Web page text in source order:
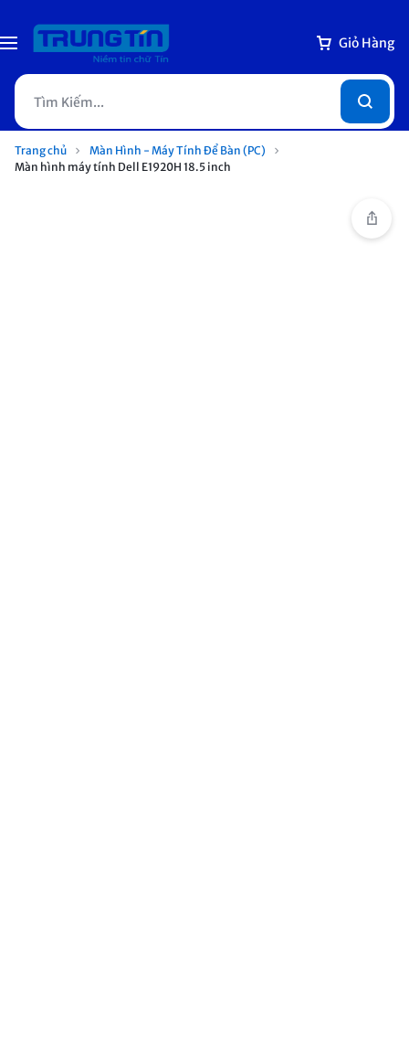
Giỏ Hàng
Trang chủ
Màn Hình - Máy Tính Để Bàn (PC)
Màn hình máy tính Dell E1920H 18.5 inch